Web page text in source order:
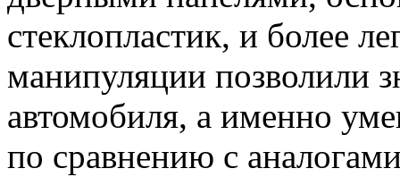
стеклопластик, и более
манипуляции позволили
автомобиля, а именно
по сравнению с